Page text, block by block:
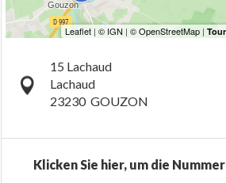
15 Lachaud
Lachaud
23230 GOUZON
Klicken Sie hier, um die Nummer